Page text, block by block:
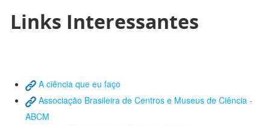
Links Interessantes
A ciência que eu faço
Associação Brasileira de Centros e Museus de Ciência -
ABCM